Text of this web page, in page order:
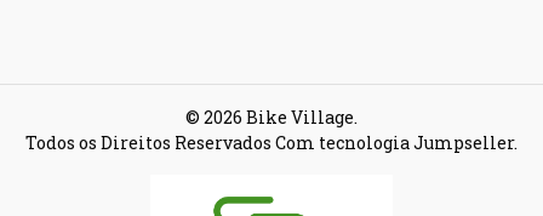
© 2026 Bike Village.
Todos os Direitos Reservados Com tecnologia Jumpseller.